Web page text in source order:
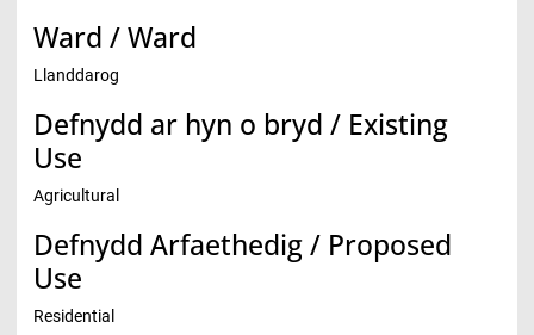
Ward / Ward
Llanddarog
Defnydd ar hyn o bryd / Existing
Use
Agricultural
Defnydd Arfaethedig / Proposed
Use
Residential